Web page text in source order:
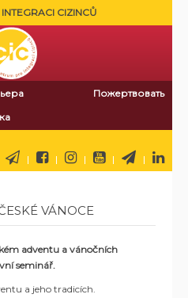
CIZINCŮ
Пожертвовать
VÁNOCE
adventu a vánočních
seminář.
a jeho tradicích.